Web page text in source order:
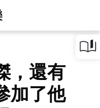
，還有
加了他